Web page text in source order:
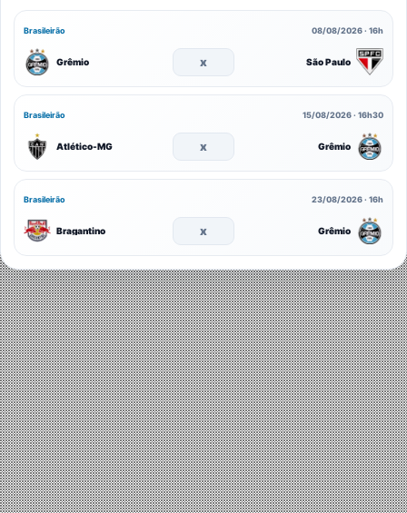
Brasileirão 08/08/2026 · 16h
Grêmio x São Paulo
Brasileirão 15/08/2026 · 16h30
Atlético-MG x Grêmio
Brasileirão 23/08/2026 · 16h
Bragantino x Grêmio